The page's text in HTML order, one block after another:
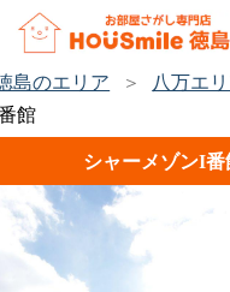
島のエリア
八万エ
館
シャーメゾンI番